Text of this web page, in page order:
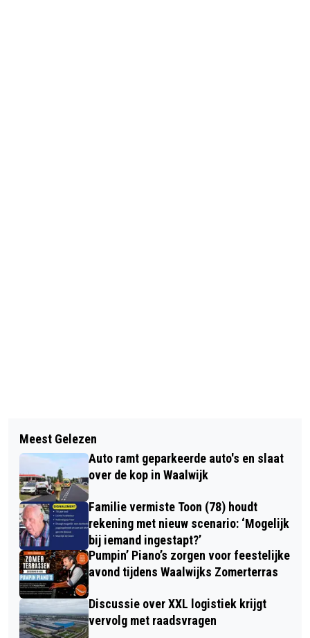
WAAROM STEEDS MEER
ONDERNEMERS HUN TELEFOON
ZAKELIJK AANSCHAFFEN
VEEL VRAGEN EN IDEEËN TIJDENS
INFORMATIEAVOND OVER
KROPHOLLERENSEMBLE
Meest Gelezen
Auto ramt geparkeerde auto's en slaat
over de kop in Waalwijk
Familie vermiste Toon (78) houdt
rekening met nieuw scenario: ‘Mogelijk
bij iemand ingestapt?’
Pumpin’ Piano’s zorgen voor feestelijke
avond tijdens Waalwijks Zomerterras
Discussie over XXL logistiek krijgt
vervolg met raadsvragen